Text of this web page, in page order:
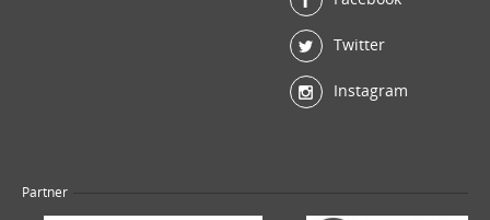
Twitter
Instagram
Partner